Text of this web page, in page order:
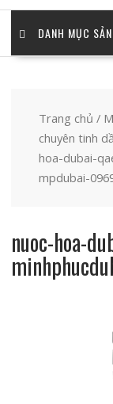
DANH MỤC
Trang chủ /
chuyên tinh
hoa-dubai-
mpdubai-
nuoc-hoa-